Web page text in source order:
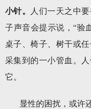
小针。
人们一天之中
子声音会提示说，“验
桌子、椅子、树干或
采集到的一小管血。
它。
显性的困扰，或许